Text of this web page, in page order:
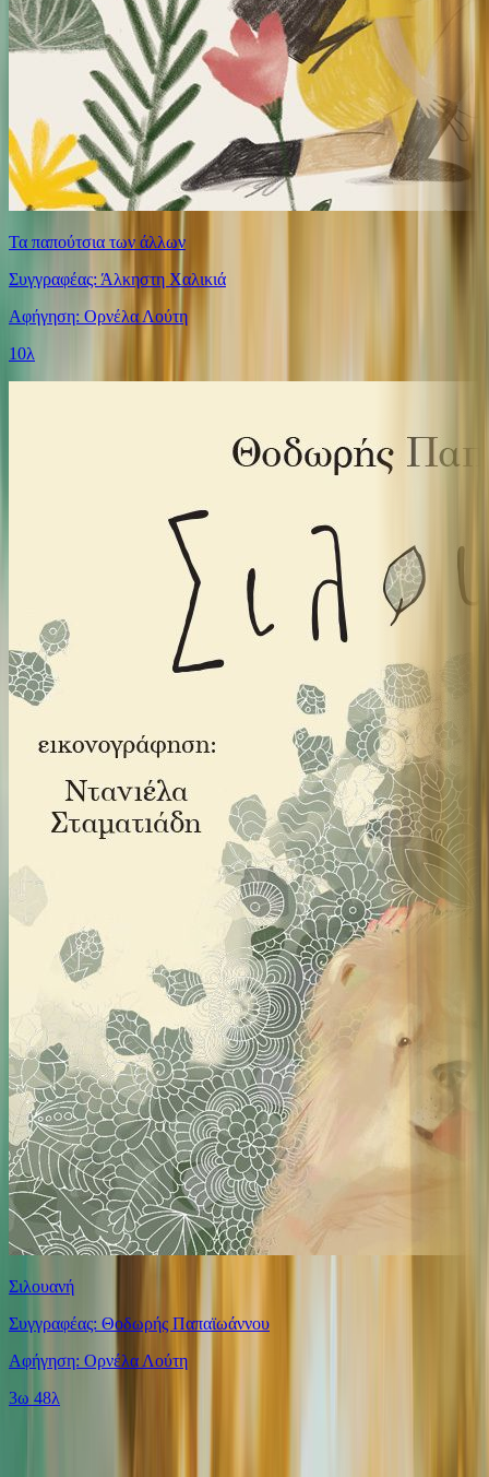
Τα παπούτσια των άλλων
Συγγραφέας: Άλκηστη Χαλικιά
Αφήγηση: Ορνέλα Λούτη
10λ
Σιλουανή
Συγγραφέας: Θοδωρής Παπαϊωάννου
Αφήγηση: Ορνέλα Λούτη
3ω 48λ